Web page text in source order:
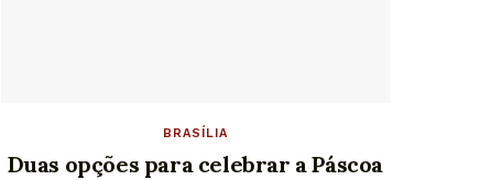
BRASÍLIA
Duas opções para celebrar a Páscoa